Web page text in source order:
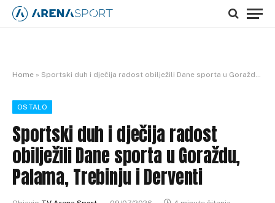
Home » Sportski duh i dječija radost obilježili Dane sporta u Goraždu, Palama, Trebinju i Derventi
OSTALO
Sportski duh i dječija radost
obilježili Dane sporta u Goraždu,
Palama, Trebinju i Derventi